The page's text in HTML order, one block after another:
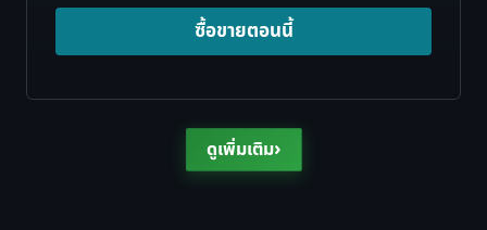
ซื้อขายตอนนี้
ดูเพิ่มเติม›